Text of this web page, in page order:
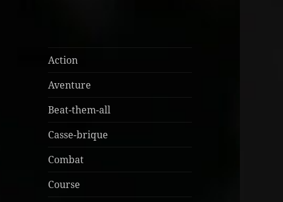
Action
Aventure
Beat-them-all
Casse-brique
Combat
Course